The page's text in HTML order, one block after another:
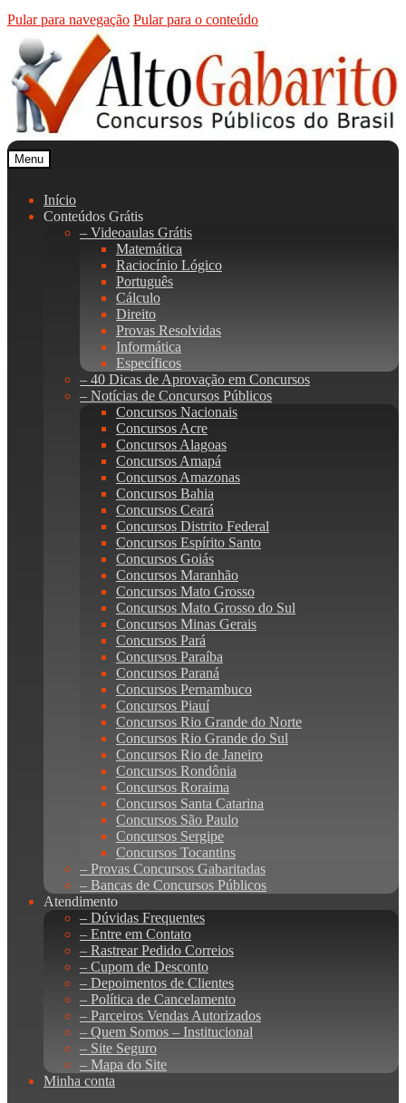
Pular para navegação Pular para o conteúdo
Menu
Início
Conteúdos Grátis
– Videoaulas Grátis
Matemática
Raciocínio Lógico
Português
Cálculo
Direito
Provas Resolvidas
Informática
Específicos
– 40 Dicas de Aprovação em Concursos
– Notícias de Concursos Públicos
Concursos Nacionais
Concursos Acre
Concursos Alagoas
Concursos Amapá
Concursos Amazonas
Concursos Bahia
Concursos Ceará
Concursos Distrito Federal
Concursos Espírito Santo
Concursos Goiás
Concursos Maranhão
Concursos Mato Grosso
Concursos Mato Grosso do Sul
Concursos Minas Gerais
Concursos Pará
Concursos Paraíba
Concursos Paraná
Concursos Pernambuco
Concursos Piauí
Concursos Rio Grande do Norte
Concursos Rio Grande do Sul
Concursos Rio de Janeiro
Concursos Rondônia
Concursos Roraima
Concursos Santa Catarina
Concursos São Paulo
Concursos Sergipe
Concursos Tocantins
– Provas Concursos Gabaritadas
– Bancas de Concursos Públicos
Atendimento
– Dúvidas Frequentes
– Entre em Contato
– Rastrear Pedido Correios
– Cupom de Desconto
– Depoimentos de Clientes
– Política de Cancelamento
– Parceiros Vendas Autorizados
– Quem Somos – Institucional
– Site Seguro
– Mapa do Site
Minha conta